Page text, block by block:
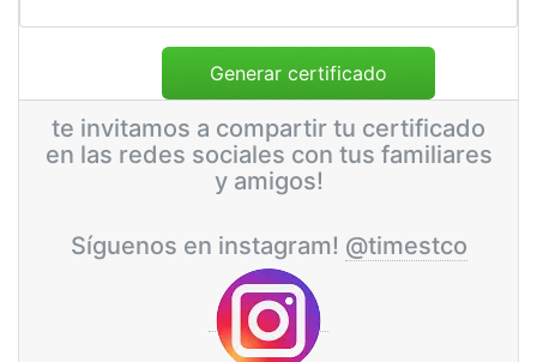
te invitamos a compartir tu certificado
en las redes sociales con tus familiares
y amigos!
Síguenos en instagram! @timestco